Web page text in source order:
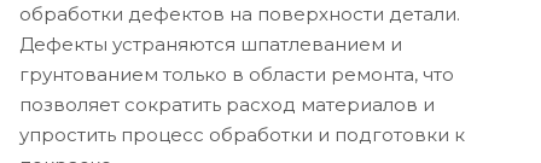
обработки дефектов на поверхности детали.
Дефекты устраняются шпатлеванием и
грунтованием только в области ремонта, что
позволяет сократить расход материалов и
упростить процесс обработки и подготовки к